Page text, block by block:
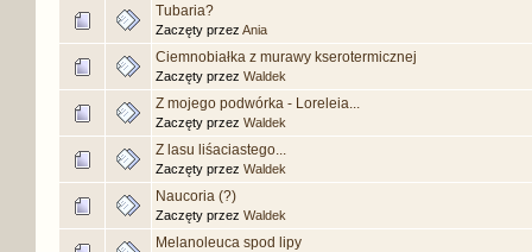
Tubaria?
Zaczęty przez Ania
Ciemnobiałka z murawy kserotermicznej
Zaczęty przez Waldek
Z mojego podwórka - Loreleia...
Zaczęty przez Waldek
Z lasu liśaciastego...
Zaczęty przez Waldek
Naucoria (?)
Zaczęty przez Waldek
Melanoleuca spod lipy